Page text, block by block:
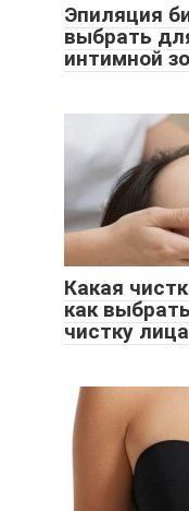
Эпиляция
выбрать
интимной
Какая
как
чистку